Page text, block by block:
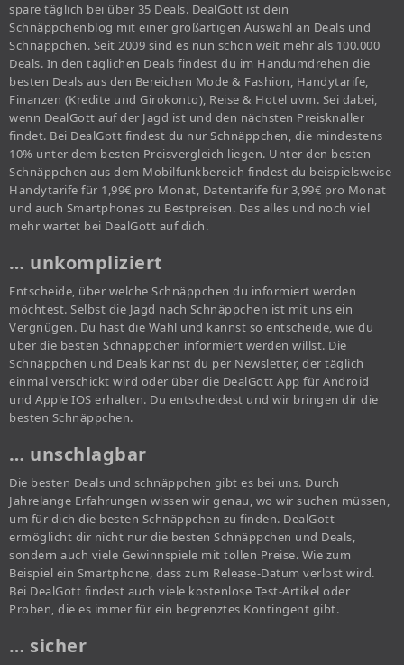
spare täglich bei über 35 Deals. DealGott ist dein
Schnäppchenblog mit einer großartigen Auswahl an Deals und
Schnäppchen. Seit 2009 sind es nun schon weit mehr als 100.000
Deals. In den täglichen Deals findest du im Handumdrehen die
besten Deals aus den Bereichen Mode & Fashion, Handytarife,
Finanzen (Kredite und Girokonto), Reise & Hotel uvm. Sei dabei,
wenn DealGott auf der Jagd ist und den nächsten Preisknaller
findet. Bei DealGott findest du nur Schnäppchen, die mindestens
10% unter dem besten Preisvergleich liegen. Unter den besten
Schnäppchen aus dem Mobilfunkbereich findest du beispielsweise
Handytarife für 1,99€ pro Monat, Datentarife für 3,99€ pro Monat
und auch Smartphones zu Bestpreisen. Das alles und noch viel
mehr wartet bei DealGott auf dich.
… unkompliziert
Entscheide, über welche Schnäppchen du informiert werden
möchtest. Selbst die Jagd nach Schnäppchen ist mit uns ein
Vergnügen. Du hast die Wahl und kannst so entscheide, wie du
über die besten Schnäppchen informiert werden willst. Die
Schnäppchen und Deals kannst du per Newsletter, der täglich
einmal verschickt wird oder über die DealGott App für Android
und Apple IOS erhalten. Du entscheidest und wir bringen dir die
besten Schnäppchen.
… unschlagbar
Die besten Deals und schnäppchen gibt es bei uns. Durch
Jahrelange Erfahrungen wissen wir genau, wo wir suchen müssen,
um für dich die besten Schnäppchen zu finden. DealGott
ermöglicht dir nicht nur die besten Schnäppchen und Deals,
sondern auch viele Gewinnspiele mit tollen Preise. Wie zum
Beispiel ein Smartphone, dass zum Release-Datum verlost wird.
Bei DealGott findest auch viele kostenlose Test-Artikel oder
Proben, die es immer für ein begrenztes Kontingent gibt.
… sicher